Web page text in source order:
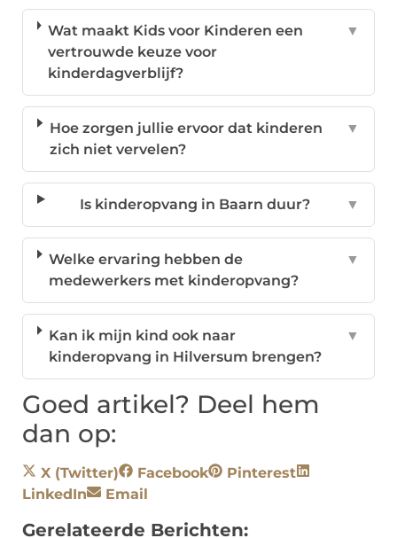
Wat maakt Kids voor Kinderen een
vertrouwde keuze voor
kinderdagverblijf?
▼
Hoe zorgen jullie ervoor dat kinderen
zich niet vervelen?
▼
Is kinderopvang in Baarn duur? ▼
Welke ervaring hebben de
medewerkers met kinderopvang?
▼
Kan ik mijn kind ook naar
kinderopvang in Hilversum brengen?
▼
Goed artikel? Deel hem
dan op:
X (Twitter) Facebook
Pinterest
LinkedIn
Email
Gerelateerde Berichten: